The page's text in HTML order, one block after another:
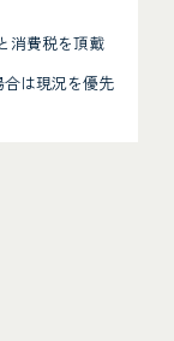
消費税を頂戴
は現況を優先